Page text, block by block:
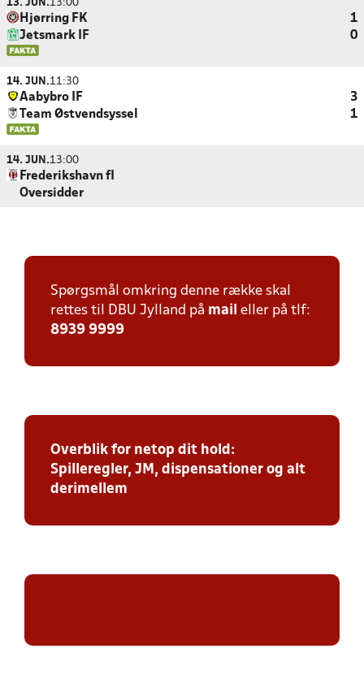
13. JUN.13:00
Hjørring FK
1
Jetsmark IF
0
14. JUN.11:30
Aabybro IF
3
Team Østvendsyssel
1
14. JUN.13:00
Frederikshavn fI
Oversidder
Spørgsmål omkring denne række skal
rettes til DBU Jylland på mail eller på tlf:
8939 9999
Overblik for netop dit hold:
Spilleregler, JM, dispensationer og alt
derimellem